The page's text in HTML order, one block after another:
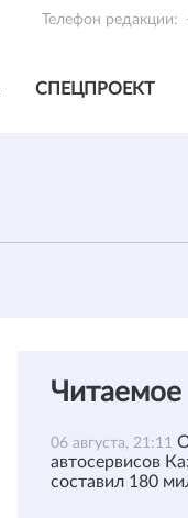
Телефон редакции:
СПЕЦПРОЕКТ
Читаемое
06 августа, 21:11
автосервисов
составил 180